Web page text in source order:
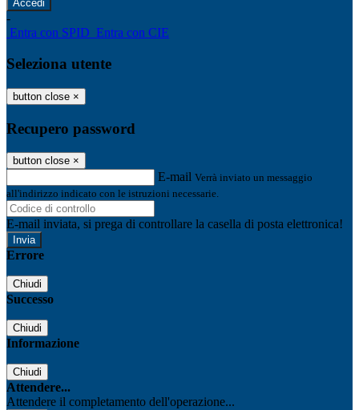
-
Entra con SPID Entra con CIE
Seleziona utente
button close ×
Recupero password
button close ×
E-mail Verrà inviato un messaggio
all'indirizzo indicato con le istruzioni necessarie.
E-mail inviata, si prega di controllare la casella di posta elettronica!
Errore
Chiudi
Successo
Chiudi
Informazione
Chiudi
Attendere...
Attendere il completamento dell'operazione...